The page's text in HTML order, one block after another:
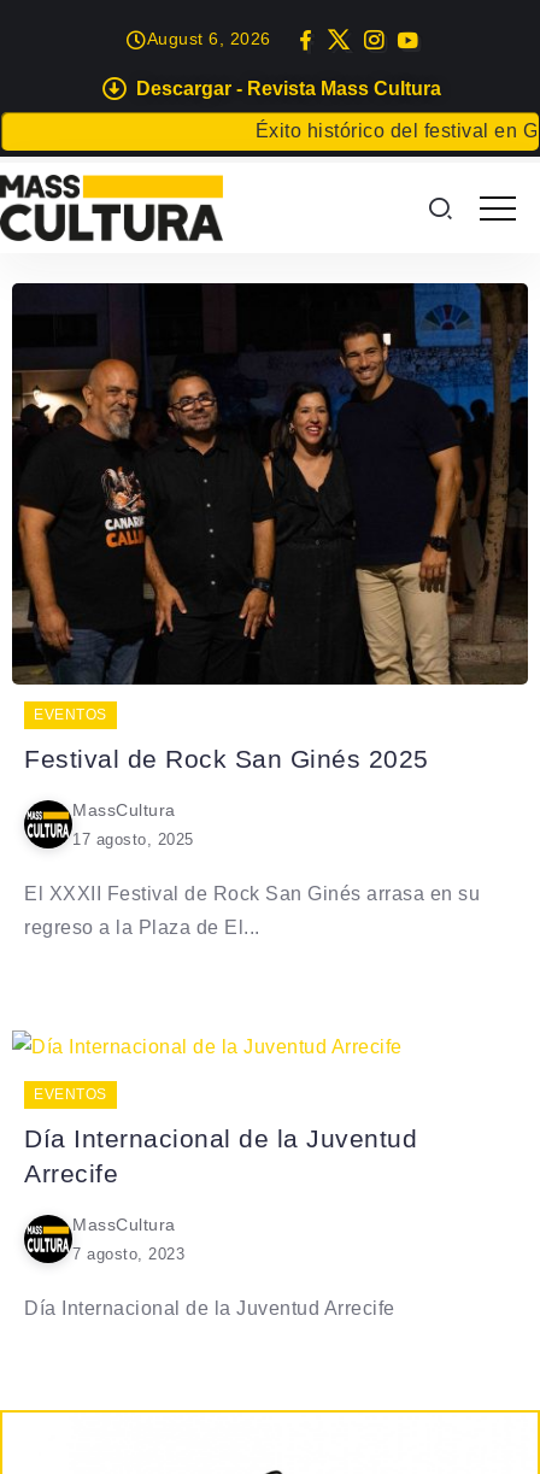
Descargar - Revista Mass Cultura
Éxito histórico del festival en
August 6, 2026
EVENTOS
Festival de Rock San Ginés 2025
MassCultura
17 agosto, 2025
El XXXII Festival de Rock San Ginés arrasa en su
regreso a la Plaza de El...
EVENTOS
Día Internacional de la Juventud
Arrecife
MassCultura
7 agosto, 2023
Día Internacional de la Juventud Arrecife